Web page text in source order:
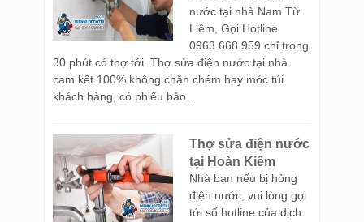
nước tại nhà Nam Từ
Liêm, Gọi Hotline
0963.668.959 chỉ trong
30 phút có thợ tới. Thợ sửa điện nước tại nhà
cam kết 100% không chặn chém hay móc túi
khách hàng, có phiếu bảo...
Thợ sửa điện nước
tại Hoàn Kiếm
Nhà bạn nếu bị hỏng
điện nước, vui lòng gọi
tới số hotline của dịch